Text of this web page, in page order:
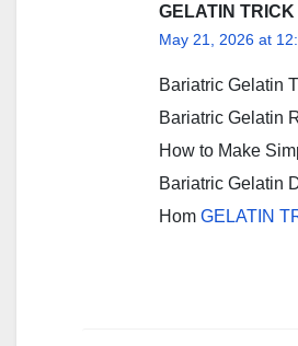
GELATIN TRICK
May 21, 2026 at
Bariatric Gelatin
Bariatric Gelatin
How to Make
Bariatric Gelatin
Hom GELATIN